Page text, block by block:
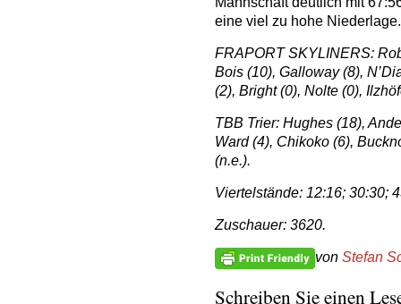
eine viel zu hohe Niederlage.
FRAPORT SKYLINERS:
Bois (10), Galloway (8),
(2), Bright (0), Nolte (0),
TBB Trier: Hughes (18),
Ward (4), Chikoko (6),
(n.e.).
Viertelstände: 12:16; 30:30;
Zuschauer: 3620.
von Stefan
Schreiben Sie einen